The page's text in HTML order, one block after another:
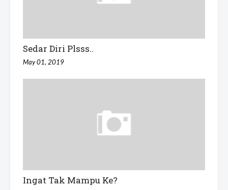
Sedar Diri Plsss..
May 01, 2019
Ingat Tak Mampu Ke?